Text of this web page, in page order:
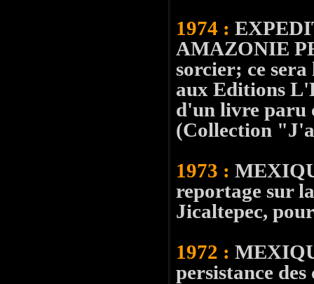
1974 :
AMAZONIE
sorcier; ce
aux Editions
d'un livre paru
(Collection
1973 :
reportage sur
Jicaltepec,
1972 :
persistance